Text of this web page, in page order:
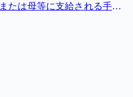
たは母等に支給される手